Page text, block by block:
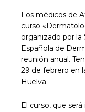
Los médicos de
curso
organizado por la
Española de
reunión anual.
29 de febrero en
Huelva.
El curso, que